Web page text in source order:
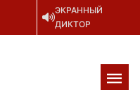
ЭКРАННЫЙ
ДИКТОР